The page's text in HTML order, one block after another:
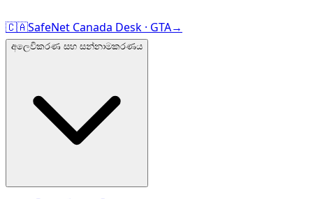
🇨🇦SafeNet Canada Desk · GTA→
අලෙවිකරණ සහ සන්නාමකරණය